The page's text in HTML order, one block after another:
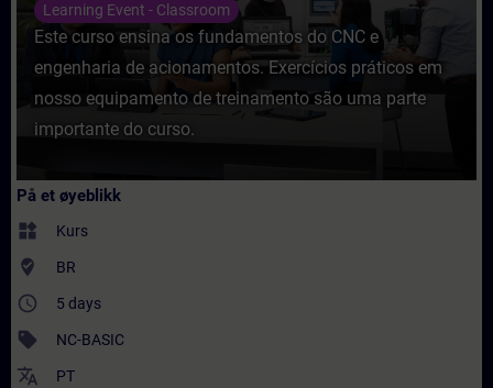
Learning Event - Classroom
Este curso ensina os fundamentos do CNC e
engenharia de acionamentos. Exercícios práticos em
nosso equipamento de treinamento são uma parte
importante do curso.
På et øyeblikk
widgets Kurs
where_to_vote BR
access_time 5 days
sell NC-BASIC
translate PT